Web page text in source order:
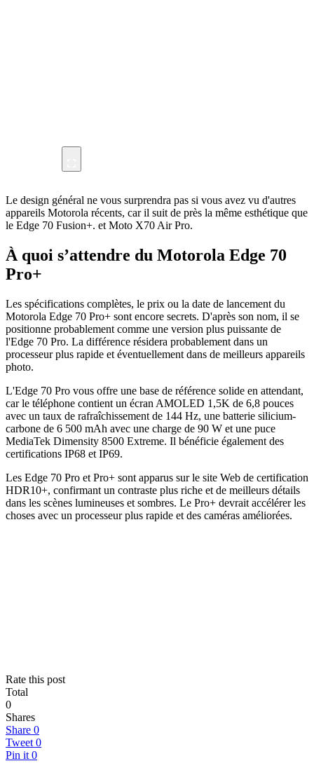
Le design général ne vous surprendra pas si vous avez vu d'autres
appareils Motorola récents, car il suit de près la même esthétique que
le Edge 70 Fusion+. et Moto X70 Air Pro.
À quoi s’attendre du Motorola Edge 70
Pro+
Les spécifications complètes, le prix ou la date de lancement du
Motorola Edge 70 Pro+ sont encore secrets. D'après son nom, il se
positionne probablement comme une version plus puissante de
l'Edge 70 Pro. La différence résidera probablement dans un
processeur plus rapide et éventuellement dans de meilleurs appareils
photo.
L'Edge 70 Pro vous offre une base de référence solide en attendant,
car le téléphone contient un écran AMOLED 1,5K de 6,8 pouces
avec un taux de rafraîchissement de 144 Hz, une batterie silicium-
carbone de 6 500 mAh avec une charge de 90 W et une puce
MediaTek Dimensity 8500 Extreme. Il bénéficie également des
certifications IP68 et IP69.
Les Edge 70 Pro et Pro+ sont apparus sur le site Web de certification
HDR10+, confirmant un contraste plus riche et de meilleurs détails
dans les scènes lumineuses et sombres. Le Pro+ devrait accélérer les
choses avec un processeur plus rapide et des caméras améliorées.
Rate this post
Total
0
Shares
Share 0
Tweet 0
Pin it 0